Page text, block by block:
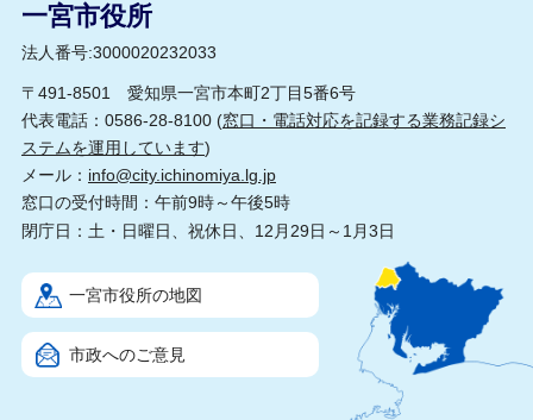
一宮市役所
法人番号:3000020232033
〒491-8501 愛知県一宮市本町2丁目5番6号
代表電話：0586-28-8100 (窓口・電話対応を記録する業務記録シ
ステムを運用しています)
メール： info@city.ichinomiya.lg.jp
窓口の受付時間：午前9時～午後5時
閉庁日：土・日曜日、祝休日、12月29日～1月3日
一宮市役所の地図
市政へのご意見